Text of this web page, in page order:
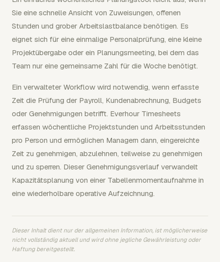
Sie eine schnelle Ansicht von Zuweisungen, offenen
Stunden und grober Arbeitslastbalance benötigen. Es
eignet sich für eine einmalige Personalprüfung, eine kleine
Projektübergabe oder ein Planungsmeeting, bei dem das
Team nur eine gemeinsame Zahl für die Woche benötigt.
Ein verwalteter Workflow wird notwendig, wenn erfasste
Zeit die Prüfung der Payroll, Kundenabrechnung, Budgets
oder Genehmigungen betrifft. Everhour Timesheets
erfassen wöchentliche Projektstunden und Arbeitsstunden
pro Person und ermöglichen Managern dann, eingereichte
Zeit zu genehmigen, abzulehnen, teilweise zu genehmigen
und zu sperren. Dieser Genehmigungsverlauf verwandelt
Kapazitätsplanung von einer Tabellenmomentaufnahme in
eine wiederholbare operative Aufzeichnung.
Dieser Inhalt dient nur der allgemeinen Information, ist möglicherweise
nicht vollständig aktuell und wird ohne jegliche Gewährleistung oder
Haftung bereitgestellt.